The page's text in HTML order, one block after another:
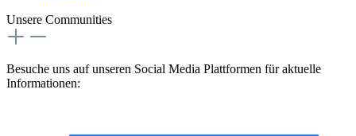
Unsere Communities
Besuche uns auf unseren Social Media Plattformen für aktuelle
Informationen: